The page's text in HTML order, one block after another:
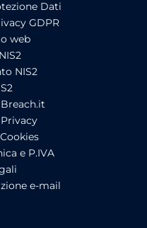
Dati
GDPR
web
NIS2
e P.IVA
e-mail